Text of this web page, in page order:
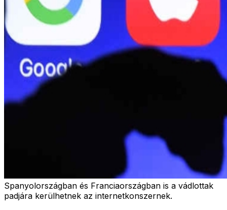
Spanyolországban és Franciaországban is a vádlottak
padjára kerülhetnek az internetkonszernek.